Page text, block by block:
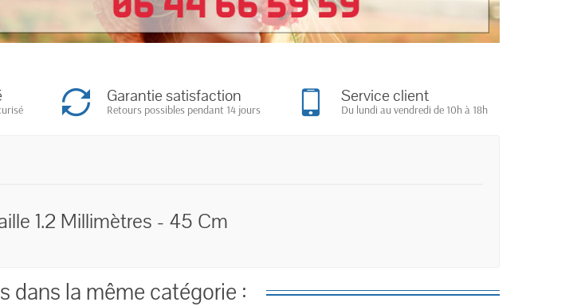
Garantie satisfaction
Retours possibles pendant 14 jours
Service client
Du lundi au vendredi de 10h à 18h
1.2 Millimètres - 45 Cm
dans la même catégorie :